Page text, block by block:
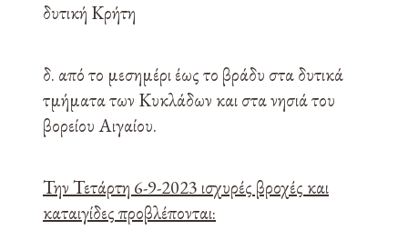
δυτική Κρήτη
δ. από το μεσημέρι έως το βράδυ στα δυτικά
τμήματα των Κυκλάδων και στα νησιά του
βορείου Αιγαίου.
Την Τετάρτη 6-9-2023 ισχυρές βροχές και
καταιγίδες προβλέπονται: